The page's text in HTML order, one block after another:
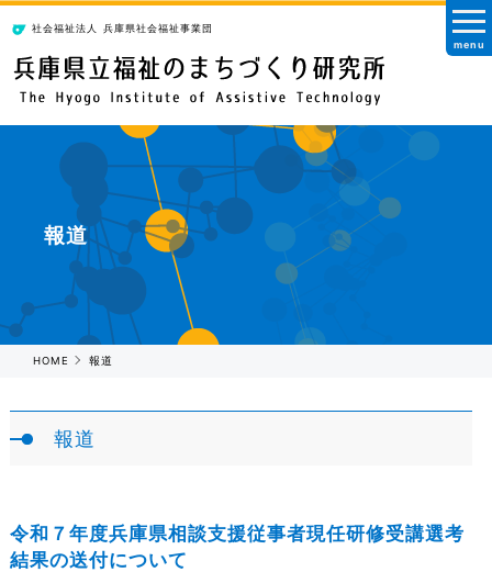
社会福祉法人
兵庫県社会福祉事業団
menu
報道
HOME 報道
報道
令和７年度兵庫県相談支援従事者現任研修受講選考
結果の送付について